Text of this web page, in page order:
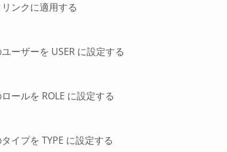
ンクに適用する
ーザーを USER に設定する
ールを ROLE に設定する
イプを TYPE に設定する